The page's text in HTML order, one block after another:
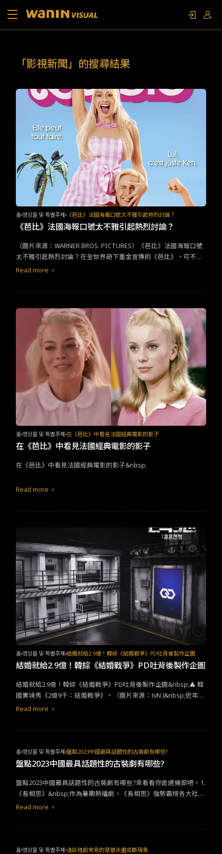
영상물 및 특별주제
문의하기
팬 이벤트
TW EN JP KR
「影視新聞」的搜尋結果
홈 영상물 및 특별주제 《芭比》法國海報口號太不雅引起熱烈討論？
《芭比》法國海報口號太不雅引起熱烈討論？
（圖片來源：WARNER BROS. PICTURES）《芭比》法國海報口號
太不雅引起熱烈討論？在全世界砸下重金宣傳的《芭比》，可不只
是一部看似普通的家庭親子片，原本已預期這部眾所矚目的作品會
性暗示，因而限制13歲以下須有家長陪同才可進場觀看，英國對於
12歲以下兒童也採取相似規定；相比法國，則對這類內容較有系統
教育化以及透明化，將其分類為適合任何年齡，但它的內容真的適
合小朋友嗎？&nbsp;儘管電影背景設定在充滿粉紅色的芭比世界，
但內容卻在探討平權和身為女性的兩難，在一連串諷刺對話和跳脫
大眾電影節奏的情節下，許多家長表示，小孩還無法理解其中想表
達的寓意而感到無聊，並對於這部片的成熟主題被包裝成適合兒童
觀看的宣傳手法有點質疑，有些認為這只是一個巨型的廣告，想再
次宣傳有點過時的塑膠娃娃。另個討論的焦點，是在看似從美版海
報翻譯過來的口號：“Elle peut tout faire. Lui, c’est juste Ken.”原本
是要凸顯出芭比有無限潛能，而肯尼只是一個普通的存在，但熟悉
法語俚語的人就會發現它意外的雙關語，在法語中，’ken’也有發生
性關係的意思，所以翻譯反而變成“她能做任何事，而他只知道如何
惑又好笑的議論中，也有人認為是特地想吸引年輕觀眾而做出的策
比》是一部為更成熟的觀眾而製作並打破常規的電影，為經典的故
Read more
홈 영상물 및 특별주제 在《芭比》中看見法國經典電影的影子
在《芭比》中看見法國經典電影的影子
在《芭比》中看見法國經典電影的影子&nbsp;
Read more
홈 영상물 및 특별주제 結婚就給2.9億！韓綜《結婚戰爭》PD吐背後製作企圖
結婚就給2.9億！韓綜《結婚戰爭》PD吐背後製作企圖
結婚就給2.9億！韓綜《結婚戰爭》PD吐背後製作企圖&nbsp;▲ 韓
國實境秀《2億9千：結婚戰爭》。（圖片來源：tvN )&nbsp;近年來
KPOP風靡全球，戀愛綜藝實境秀更是受到不少年輕人喜愛，出演的
韓國，近期一檔真人實境秀更掀起話題討論。
Read more
홈 영상물 및 특별주제 盤點2023中國最具話題性的古裝劇有哪些?
盤點2023中國最具話題性的古裝劇有哪些?
盤點2023中國最具話題性的古裝劇有哪些?來看看你追過幾部吧。1.
《長相思》&nbsp;作為暑期熱播劇，《長相思》強勢霸榜各大社交
平台。改編桐華同名小說，故事圍繞在一女四男的情感糾葛間展
沒關係的九命相柳（檀健次飾）。之後與小時候同甘共苦，長大後
Read more
홈 영상물 및 특별주제 淺談陸劇常見的意猶未盡戒斷現象